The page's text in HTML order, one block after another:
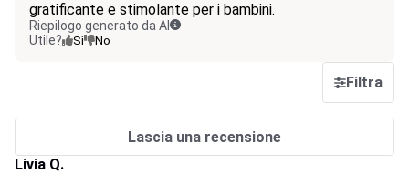
gratificante e stimolante per i bambini.
Riepilogo generato da AI
Utile?
Sì No
Filtra
Lascia una recensione
Livia Q.